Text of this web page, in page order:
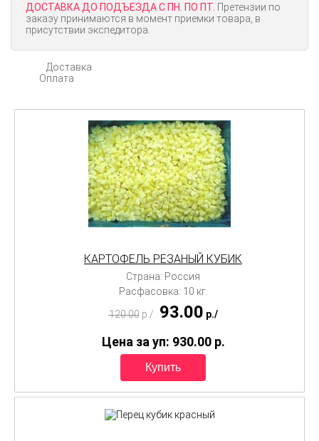
ДОСТАВКА ДО ПОДЪЕЗДА С ПН. ПО ПТ. Претензии по
заказу принимаются в момент приемки товара, в
присутствии экспедитора.
Доставка
Оплата
КАРТОФЕЛЬ РЕЗАНЫЙ КУБИК
Страна: Россия
Расфасовка: 10 кг.
120.00p./ 93.00 p./
Цена за уп: 930.00 p.